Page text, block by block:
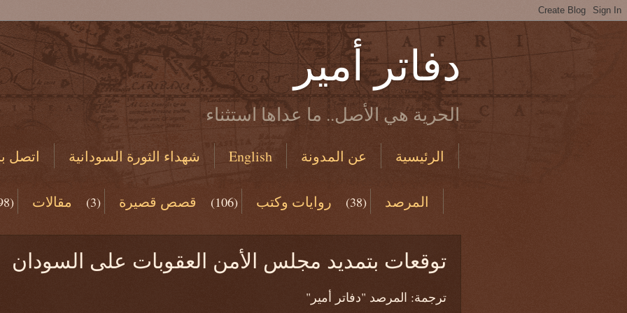
دفاتر أمير
الحرية هي الأصل.. ما عداها استثناء
الرئيسية عن المدونة English شهداء الثورة السودانية
اتصل
المرصد
(38) روايات وكتب (106) قصص قصيرة (3) مقالات
توقعات بتمديد مجلس الأمن العقوبات على السودان
ترجمة: المرصد "دفاتر أمير"